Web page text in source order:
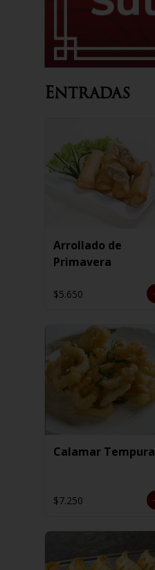
Entradas
Arrollado de
Primavera
$5.650
Calamar Tempura
$7.250